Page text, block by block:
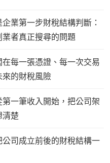
業第一步財稅結構判斷：
者真正搜尋的問題
每一張憑證、每一次交易
的財稅風險
一筆收入開始，把公司架
楚
司成立前後的財稅結構一